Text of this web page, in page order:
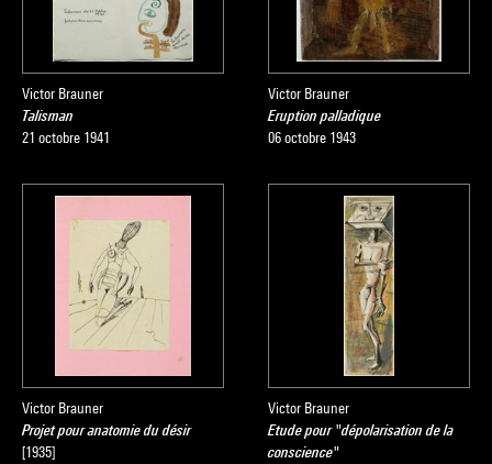
Victor Brauner
Talisman
21 octobre 1941
Victor Brauner
Eruption palladique
06 octobre 1943
Victor Brauner
Projet pour anatomie du désir
[1935]
Victor Brauner
Etude pour "dépolarisation de la
conscience"